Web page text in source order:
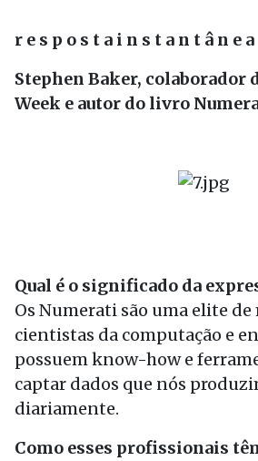
r e s p o s t a i n s t a n t â n e a
Stephen Baker, colaborador
Week e autor do livro
Qual é o significado da
Os Numerati são uma elite
cientistas da computação e
possuem know-how e
captar dados que nós
diariamente.
Como esses profissionais